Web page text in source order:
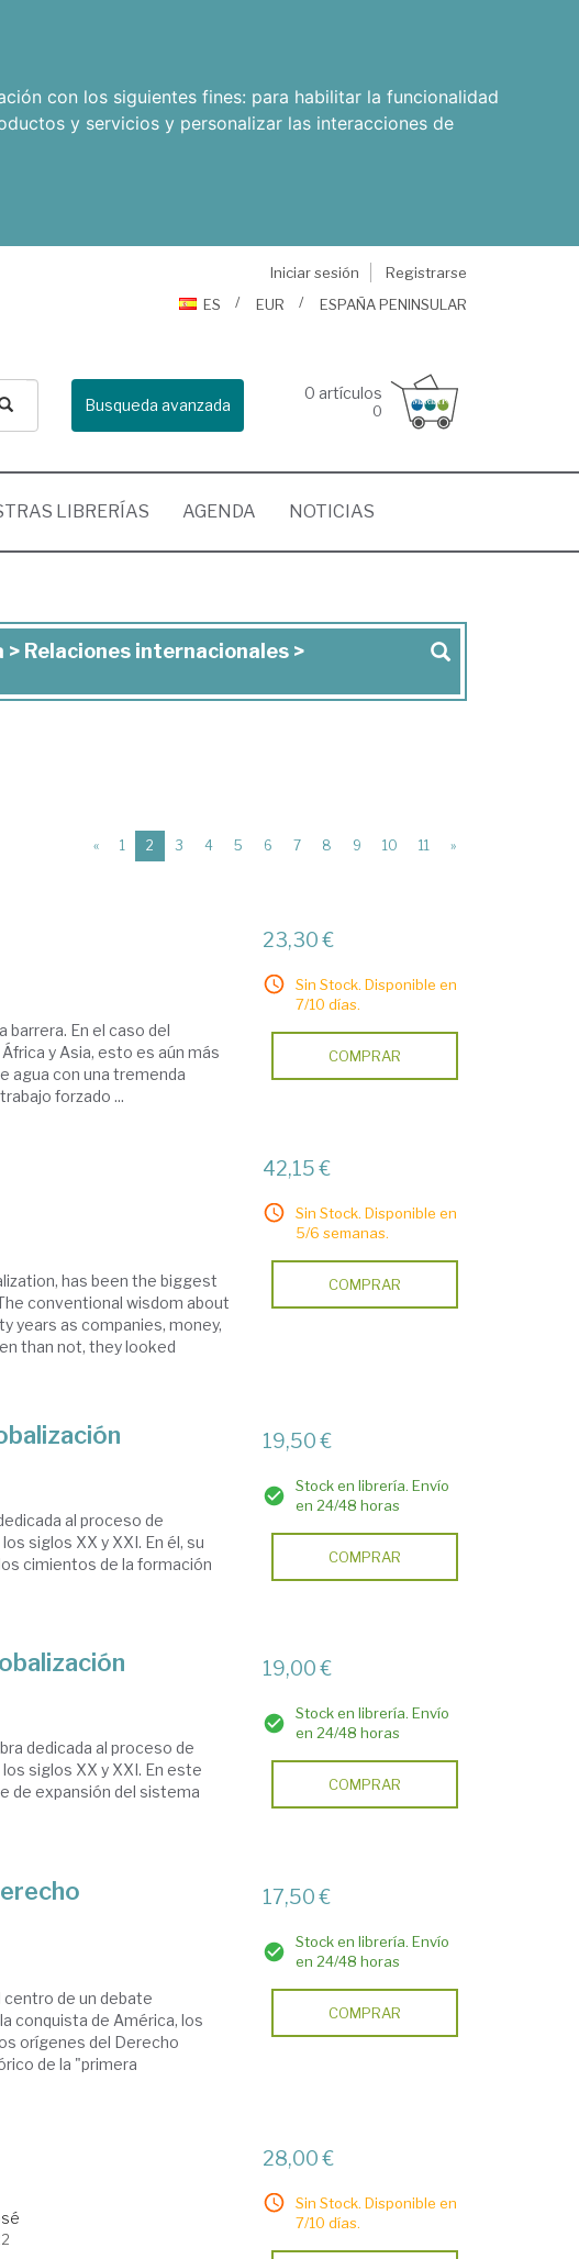
con los siguientes fines: para habilitar la funcionalidad
y servicios y personalizar las interacciones de
Iniciar sesión
Registrarse
ES
EUR ESPAÑA PENINSULAR
Busqueda avanzada
0 artículos
0
LIBRERÍAS AGENDA NOTICIAS
Relaciones internacionales >
« 1 2 (current)
3 4 5 6 7 8 9 10 11 »
barrera. En el caso del
y Asia, esto es aún más
agua con una tremenda
forzado ...
23,30 €
Sin Stock. Disponible en
7/10 días.
COMPRAR
has been the biggest
conventional wisdom about
years as companies, money,
than not, they looked
42,15 €
Sin Stock. Disponible en
5/6 semanas.
COMPRAR
al proceso de
siglos XX y XXI. En él, su
cimientos de la formación
19,50 €
Stock en librería. Envío
en 24/48 horas
COMPRAR
dedicada al proceso de
siglos XX y XXI. En este
de expansión del sistema
19,00 €
Stock en librería. Envío
en 24/48 horas
COMPRAR
de un debate
conquista de América, los
orígenes del Derecho
de la "primera
17,50 €
Stock en librería. Envío
en 24/48 horas
COMPRAR
28,00 €
Sin Stock. Disponible en
7/10 días.